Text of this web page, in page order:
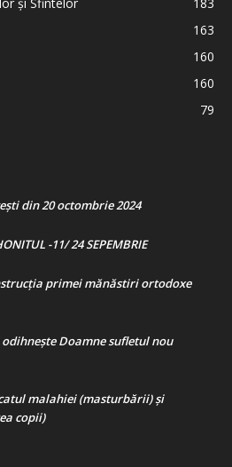
163
160
160
79
din 20 octombrie 2024
-11/ 24 SEPEMBRIE
primei mănăstiri ortodoxe
odihnește Doamne sufletul nou
malahiei (masturbării) şi
copii)